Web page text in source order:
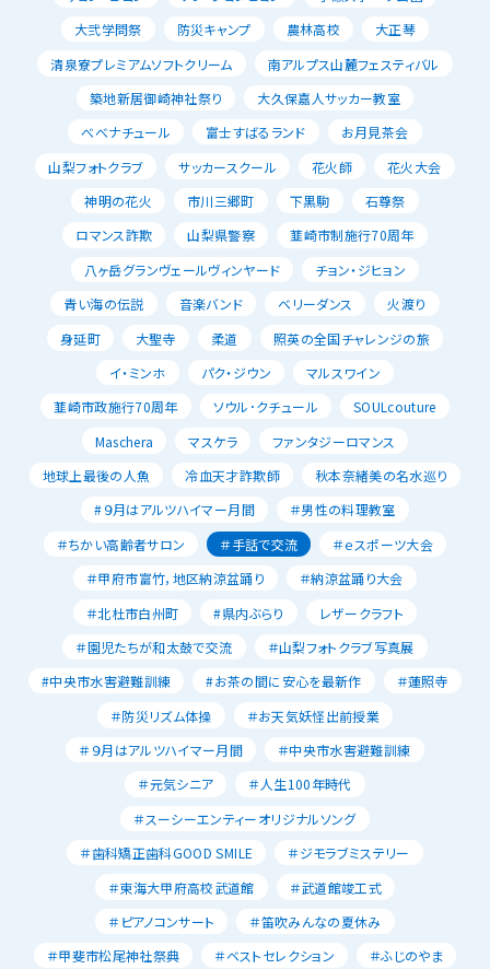
大弐学問祭
防災キャンプ 農林高校
大正琴
清泉寮プレミアムソフトクリーム
南アルプス山麓フェスティバル
築地新居御崎神社祭り
大久保嘉人サッカー教室
べべナチュール
富士すばるランド
お月見茶会
山梨フォトクラブ
サッカースクール 花火師
花火大会
神明の花火
市川三郷町 下黒駒
石尊祭
ロマンス詐欺
山梨県警察
韮崎市制施行70周年
八ヶ岳グランヴェールヴィンヤード
チョン・ジヒョン
青い海の伝説
音楽バンド ベリーダンス
火渡り
身延町
大聖寺 柔道
照英の全国チャレンジの旅
イ・ミンホ
パク・ジウン
マルスワイン
韮崎市政施行70周年
ソウル･クチュール
SOULcouture
Maschera
マスケラ
ファンタジーロマンス
地球上最後の人魚
冷血天才詐欺師
秋本奈緒美の名水巡り
#９月はアルツハイマー月間
＃男性の料理教室
＃ちかい高齢者サロン
＃手話で交流
＃ｅスポーツ大会
＃甲府市富竹，地区納涼盆踊り
＃納涼盆踊り大会
＃北杜市白州町
#県内ぶらり
レザークラフト
＃園児たちが和太鼓で交流
＃山梨フォトクラブ写真展
#中央市水害避難訓練
#お茶の間に安心を最新作
＃蓮照寺
＃防災リズム体操
＃お天気妖怪出前授業
＃９月はアルツハイマー月間
＃中央市水害避難訓練
＃元気シニア
＃人生100年時代
＃スーシーエンティーオリジナルソング
＃歯科矯正歯科GOOD SMILE
＃ジモラブミステリー
＃東海大甲府高校武道館
＃武道館竣工式
＃ピアノコンサート
＃笛吹みんなの夏休み
＃甲斐市松尾神社祭典
＃ベストセレクション
＃ふじのやま